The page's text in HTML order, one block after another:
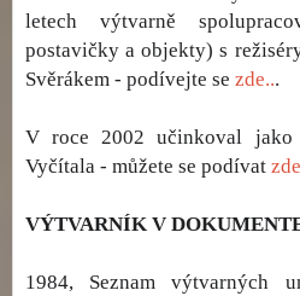
letech výtvarně
postavičky a objekty) s
Svěrákem - podívejte se zde...
V roce 2002 učinkoval
Vyčítala - můžete se podívat
VÝTVARNÍK V
1984, Seznam výtvarných